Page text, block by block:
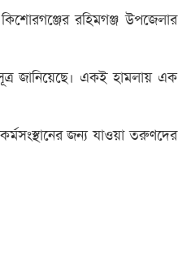
রহিমগঞ্জ উপজেলার
জানিয়েছে। একই হামলায় এক
জন্য যাওয়া তরুণদের